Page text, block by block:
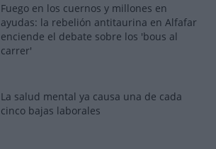
Fuego en los cuernos y millones en
ayudas: la rebelión antitaurina en Alfafar
enciende el debate sobre los 'bous al
carrer'
La salud mental ya causa una de cada
cinco bajas laborales